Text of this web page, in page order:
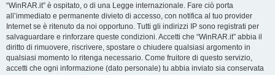
“WinRAR.it” è ospitato, o di una Legge internazionale. Fare ciò porta
all’immediato e permanente divieto di accesso, con notifica al tuo provider
Internet se è ritenuto da noi opportuno. Tutti gli indirizzi IP sono registrati per
salvaguardare e rinforzare queste condizioni. Accetti che “WinRAR.it” abbia il
diritto di rimuovere, riscrivere, spostare o chiudere qualsiasi argomento in
qualsiasi momento lo ritenga necessario. Come fruitore di questo servizio,
accetti che ogni informazione (dato personale) tu abbia inviato sia conservata